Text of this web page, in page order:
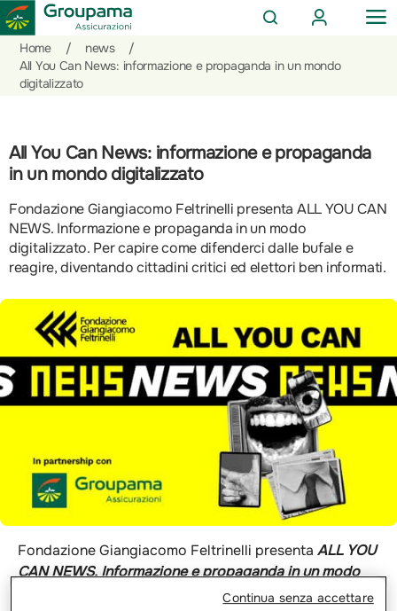
Salta
contenuto
prodotti
sezione
Privati
alle
azioni
CERCA
AREA
CLIENTI
Home
/ news
/
All You Can News: informazione e propaganda in un mondo
digitalizzato
All You Can News: informazione e propaganda
in un mondo digitalizzato
Fondazione Giangiacomo Feltrinelli presenta ALL YOU CAN
NEWS. Informazione e propaganda in un modo
digitalizzato. Per capire come difenderci dalle bufale e
reagire, diventando cittadini critici ed elettori ben informati.
Fondazione Giangiacomo Feltrinelli presenta ALL YOU
CAN NEWS. Informazione e propaganda in un modo
Continua senza accettare